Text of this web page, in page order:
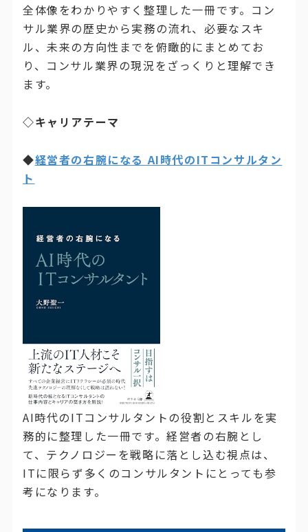
全体像をわかりやすく整理した一冊です。コン
サル業界の歴史から実務の流れ、必要なスキ
ル、未来の方向性までを俯瞰的にまとめてお
り、コンサル業界の現況をざっくりと理解でき
ます。
◇キャリアテーマ
◆経営者の右腕になる AI時代のITコンサルタン
ト
AI時代のITコンサルタントの役割とスキルを実
務的に整理した一冊です。経営者の右腕とし
て、テクノロジーを戦略に落とし込む視点は、
ITに限らず多くのコンサルタントにとっても参
考になります。